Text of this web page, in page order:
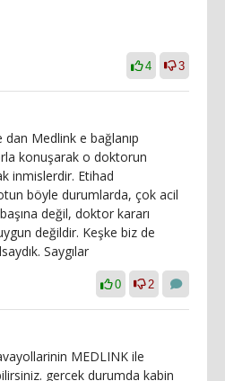
4 3
Medlink e bağlanıp
konuşarak o doktorun
inmislerdir. Etihad
böyle durumlarda, çok acil
değil, doktor kararı
değildir. Keşke biz de
Saygılar
0 2
MEDLINK ile
gercek durumda kabin